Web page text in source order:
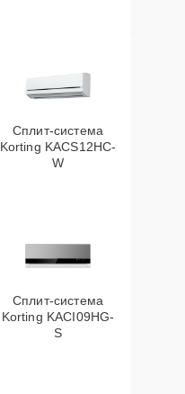
Сплит-система
Korting KACS12HC-
W
Сплит-система
Korting KACI09HG-
S